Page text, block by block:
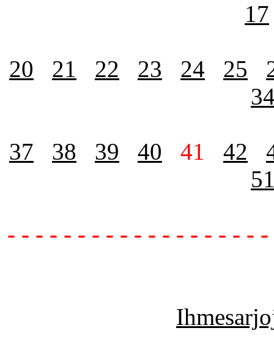
17
20 21 22 23 24 25
37 38 39 40 41 42
- - - - - - - - - - - - - - - - - -